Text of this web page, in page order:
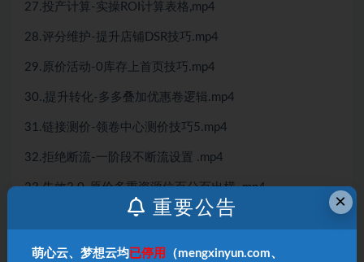
27.投产计算-实操ROI计算表格,mp4
28.评分维护-提升店铺DSR技巧.mp4
29.原价活动-0库存上首页技巧.mp4
30.,提升转化-多多叠加优惠卷逻辑.mp4
31.链接测价-领卷中心测价技巧5.mp4
32.拒绝断流-一阶段不断流设置 .mp4
33.失效3.0-原价多重资源位百分百出横 .mp4
34.卡图技巧-稳上同行图片不被举报,mp4
35.外露价0.01-链接高点击布局技巧【2025.5.10】.mp4
×
重要公告
萌心云、梦想云均 已停用 （mengxinyun.com、